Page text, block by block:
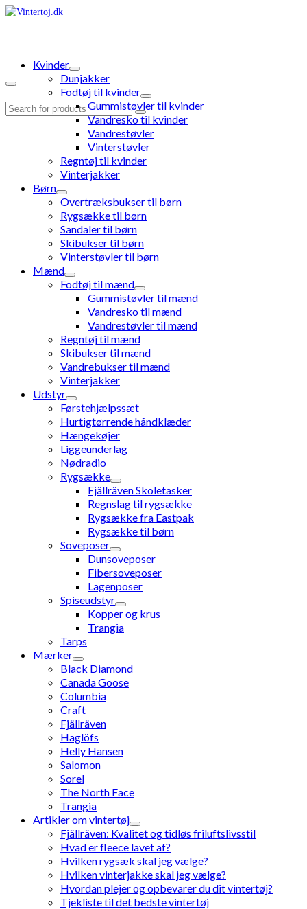
Search
Kvinder
Dunjakker
Fodtøj til kvinder
Gummistøvler til kvinder
Vandresko til kvinder
Vandrestøvler
Vinterstøvler
Regntøj til kvinder
Vinterjakker
Børn
Overtræksbukser til børn
Rygsække til børn
Sandaler til børn
Skibukser til børn
Vinterstøvler til børn
Mænd
Fodtøj til mænd
Gummistøvler til mænd
Vandresko til mænd
Vandrestøvler til mænd
Regntøj til mænd
Skibukser til mænd
Vandrebukser til mænd
Vinterjakker
Udstyr
Førstehjælpssæt
Hurtigtørrende håndklæder
Hængekøjer
Liggeunderlag
Nødradio
Rygsække
Fjällräven Skoletasker
Regnslag til rygsække
Rygsække fra Eastpak
Rygsække til børn
Soveposer
Dunsoveposer
Fibersoveposer
Lagenposer
Spiseudstyr
Kopper og krus
Trangia
Tarps
Mærker
Black Diamond
Canada Goose
Columbia
Craft
Fjällräven
Haglöfs
Helly Hansen
Salomon
Sorel
The North Face
Trangia
Artikler om vintertøj
Fjällräven: Kvalitet og tidløs friluftslivsstil
Hvad er fleece lavet af?
Hvilken rygsæk skal jeg vælge?
Hvilken vinterjakke skal jeg vælge?
Hvordan plejer og opbevarer du dit vintertøj?
Tjekliste til det bedste vintertøj